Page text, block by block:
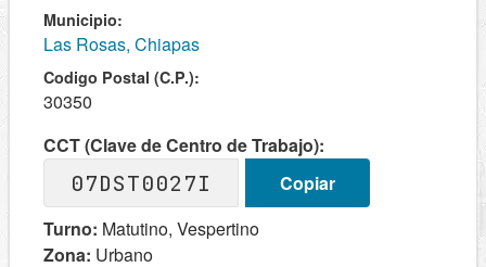
Municipio:
Las Rosas, Chiapas
Codigo Postal (C.P.):
30350
CCT (Clave de Centro de Trabajo):
07DST0027I
Copiar
Turno: Matutino, Vespertino
Zona: Urbano